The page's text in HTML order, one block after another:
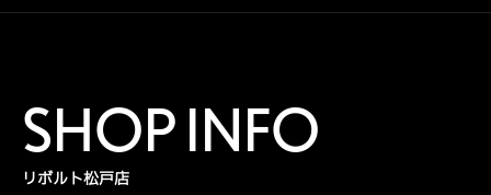
SHOP INFO
リボルト松戸店